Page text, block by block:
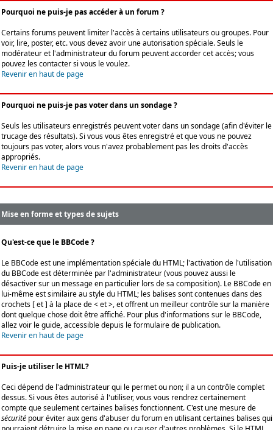
Pourquoi ne puis-je pas accéder à un forum ?
Certains forums peuvent limiter l'accès à certains utilisateurs ou groupes. Pour
voir, lire, poster, etc. vous devez avoir une autorisation spéciale. Seuls le
modérateur et l'administrateur du forum peuvent accorder cet accès; vous
pouvez les contacter si vous le voulez.
Revenir en haut de page
Pourquoi ne puis-je pas voter dans un sondage ?
Seuls les utilisateurs enregistrés peuvent voter dans un sondage (afin d'éviter le
trucage des résultats). Si vous vous êtes enregistré et que vous ne pouvez
toujours pas voter, alors vous n'avez probablement pas les droits d'accès
appropriés.
Revenir en haut de page
Mise en forme et types de sujets
Qu'est-ce que le BBCode ?
Le BBCode est une implémentation spéciale du HTML; l'activation de l'utilisation
du BBCode est déterminée par l'administrateur (vous pouvez aussi le
désactiver sur un message en particulier lors de sa composition). Le BBCode en
lui-même est similaire au style du HTML; les balises sont contenues dans des
crochets [ et ] à la place de < et >, et offrent un meilleur contrôle sur la manière
dont quelque chose doit être affiché. Pour plus d'informations sur le BBCode,
allez voir le guide, accessible depuis le formulaire de publication.
Revenir en haut de page
Puis-je utiliser le HTML?
Ceci dépend de l'administrateur qui le permet ou non; il a un contrôle complet
dessus. Si vous êtes autorisé à l'utiliser, vous vous rendrez certainement
compte que seulement certaines balises fonctionnent. C'est une mesure de
sécurité pour éviter aux gens d'abuser du forum en utilisant certaines balises qui